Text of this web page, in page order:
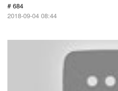
# 684
2018-09-04 08:44